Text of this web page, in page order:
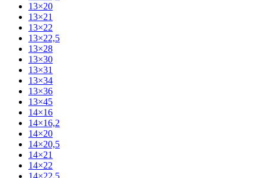
13×20
13×21
13×22
13×22,5
13×28
13×30
13×31
13×34
13×36
13×45
14×16
14×16,2
14×20
14×20,5
14×21
14×22
14×22,5